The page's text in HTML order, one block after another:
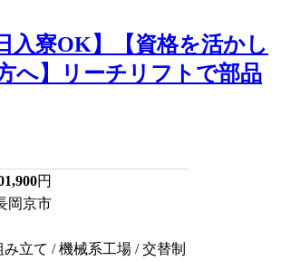
入寮OK】【資格を活かし
へ】リーチリフトで部品
円
岡京市
立て / 機械系工場 / 交替制